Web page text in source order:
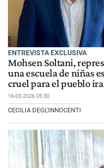
ENTREVISTA EXCLUSIVA
Mohsen Soltani,
una escuela de niñas
cruel para el pueblo
16-03-2026 05:30
CECILIA DEGL'INNOCENTI